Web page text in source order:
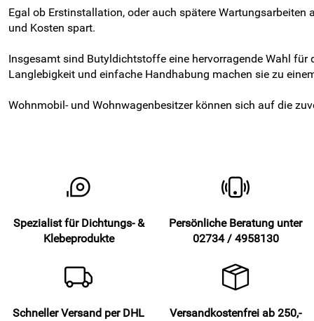
Egal ob Erstinstallation, oder auch spätere
und Kosten spart.
Insgesamt sind Butyldichtstoffe eine hervorragende Wahl
Langlebigkeit und einfache Handhabung machen sie zu
Wohnmobil- und Wohnwagenbesitzer können sich auf die
Spezialist für Dichtungs- &
Klebeprodukte
Persönliche Beratung unter
02734 / 4958130
Schneller Versand per DHL
Versandkostenfrei ab 250,-